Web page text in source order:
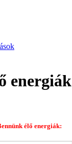
energiák
élő energiák: